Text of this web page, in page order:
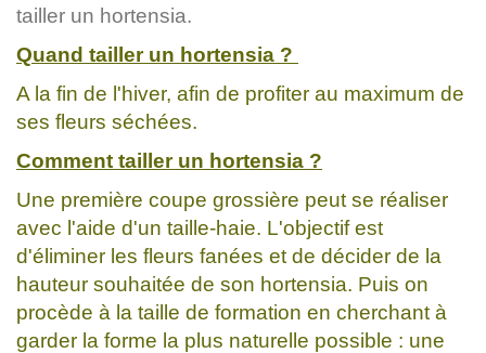
tailler un hortensia.
Quand tailler un hortensia ?
A la fin de l'hiver, afin de profiter au maximum de
ses fleurs séchées.
Comment tailler un hortensia ?
Une première coupe grossière peut se réaliser
avec l'aide d'un taille-haie. L'objectif est
d'éliminer les fleurs fanées et de décider de la
hauteur souhaitée de son hortensia. Puis on
procède à la taille de formation en cherchant à
garder la forme la plus naturelle possible : une